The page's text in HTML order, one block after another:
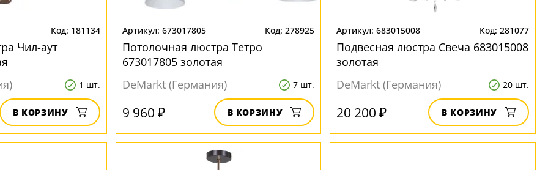
181134
Чил-аут
1 шт.
В КОРЗИНУ
673017805 278925
Потолочная люстра Тетро
673017805 золотая
DeMarkt (Германия)
7 шт.
9 960 ₽ В КОРЗИНУ
683015008 281077
Подвесная люстра Свеча 683015008
золотая
DeMarkt (Германия)
20 шт.
20 200 ₽ В КОРЗИНУ